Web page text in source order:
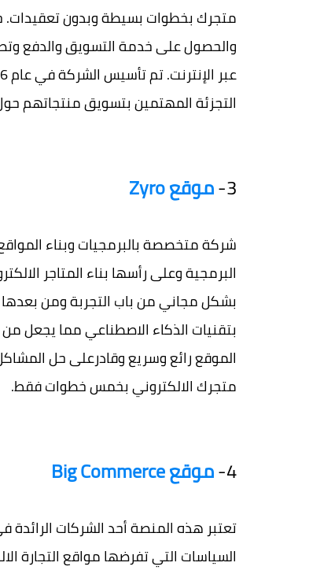
متجرك بخطوات بسيطة وبدون تعقيدات.
والحصول على خدمة التسويق والدفع
التجزئة المهتمين بتسويق منتجاتهم
3- موقع Zyro
شركة متخصصة بالبرمجيات وبناء
البرمجية وعلى رأسها بناء المتاجر
بتقنيات الذكاء الاصطناعي مما يجعل
الموقع رائع وسريع وقادرعلى حل
متجرك الالكتروني بخمس خطوات فقط.
4- موقع Big Commerce
تعتبر هذه المنصة أحد الشركات
السياسات التي تفرضها مواقع التجارة